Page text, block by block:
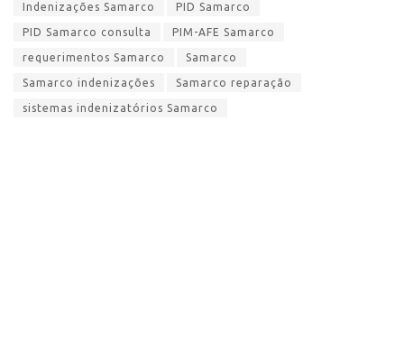
Indenizações Samarco PID Samarco
PID Samarco consulta PIM-AFE Samarco
requerimentos Samarco Samarco
Samarco indenizações Samarco reparação
sistemas indenizatórios Samarco